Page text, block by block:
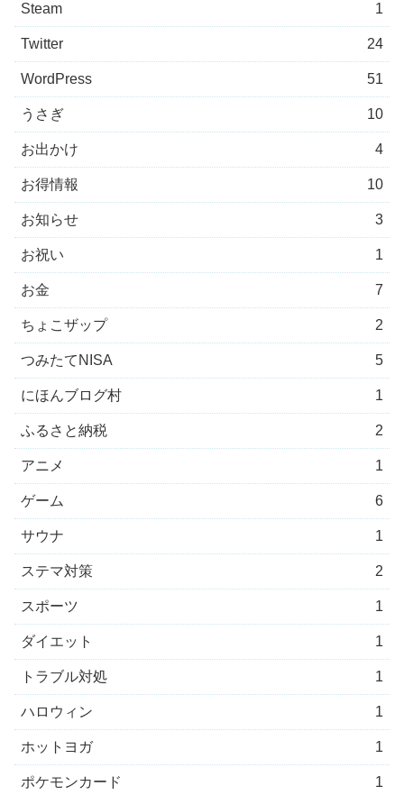
Steam 1
Twitter 24
WordPress 51
うさぎ 10
お出かけ 4
お得情報 10
お知らせ 3
お祝い 1
お金 7
ちょこザップ 2
つみたてNISA 5
にほんブログ村 1
ふるさと納税 2
アニメ 1
ゲーム 6
サウナ 1
ステマ対策 2
スポーツ 1
ダイエット 1
トラブル対処 1
ハロウィン 1
ホットヨガ 1
ポケモンカード 1